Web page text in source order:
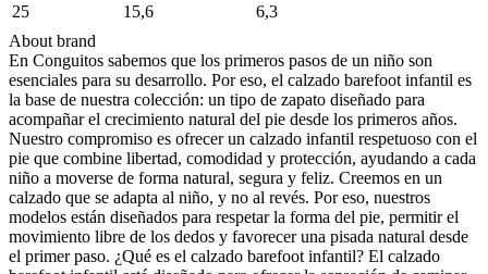
25
15,6
6,3
About brand
En Conguitos sabemos que los primeros pasos de un niño son
esenciales para su desarrollo. Por eso, el calzado barefoot infantil es
la base de nuestra colección: un tipo de zapato diseñado para
acompañar el crecimiento natural del pie desde los primeros años.
Nuestro compromiso es ofrecer un calzado infantil respetuoso con el
pie que combine libertad, comodidad y protección, ayudando a cada
niño a moverse de forma natural, segura y feliz. Creemos en un
calzado que se adapta al niño, y no al revés. Por eso, nuestros
modelos están diseñados para respetar la forma del pie, permitir el
movimiento libre de los dedos y favorecer una pisada natural desde
el primer paso. ¿Qué es el calzado barefoot infantil? El calzado